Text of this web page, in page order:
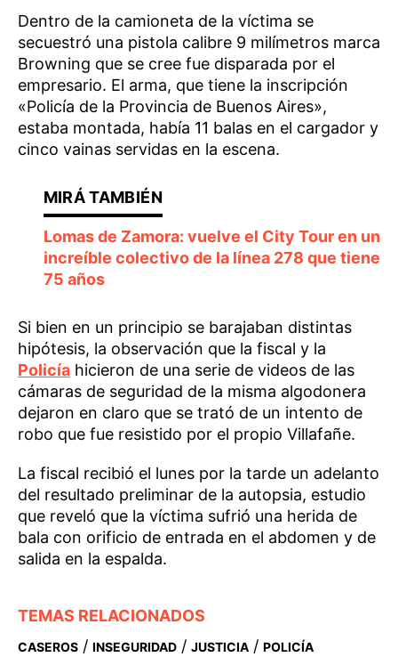
Dentro de la camioneta de la víctima se
secuestró una pistola calibre 9 milímetros marca
Browning que se cree fue disparada por el
empresario. El arma, que tiene la inscripción
«Policía de la Provincia de Buenos Aires»,
estaba montada, había 11 balas en el cargador y
cinco vainas servidas en la escena.
Lomas de Zamora: vuelve el City Tour en un
increíble colectivo de la línea 278 que tiene
75 años
Si bien en un principio se barajaban distintas
hipótesis, la observación que la fiscal y la
Policía hicieron de una serie de videos de las
cámaras de seguridad de la misma algodonera
dejaron en claro que se trató de un intento de
robo que fue resistido por el propio Villafañe.
La fiscal recibió el lunes por la tarde un adelanto
del resultado preliminar de la autopsia, estudio
que reveló que la víctima sufrió una herida de
bala con orificio de entrada en el abdomen y de
salida en la espalda.
TEMAS RELACIONADOS
CASEROS / INSEGURIDAD / JUSTICIA / POLICÍA